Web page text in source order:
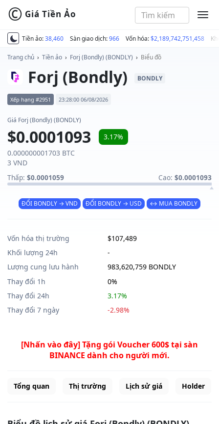
Tiền ảo:38,460 Sàn giao dịch:966 Vốn hóa:$2,189,742,751,458
© Giá Tiền Ảo
Trang chủ › Tiền ảo › Forj (Bondly) (BONDLY) › Biểu đồ
Forj (Bondly) BONDLY
Xếp hạng #2951 23:28:00 06/08/2026
Giá Forj (Bondly) (BONDLY)
$0.0001093
3.17%
0.000000001703 BTC
3 VND
Thấp: $0.0001059 Cao: $0.0001093
ĐỔI BONDLY → VND ĐỔI BONDLY → USD ↔ MUA BONDLY
Vốn hóa thị trường
$107,489
Khối lượng 24h
-
Lượng cung lưu hành
983,620,759 BONDLY
Thay đổi 1h
0%
Thay đổi 24h
3.17%
Thay đổi 7 ngày
-2.98%
[Nhấn vào đây] Tặng gói Voucher 600$ tại sàn
BINANCE dành cho người mới.
Tổng quan Thị trường Lịch sử giá Holder